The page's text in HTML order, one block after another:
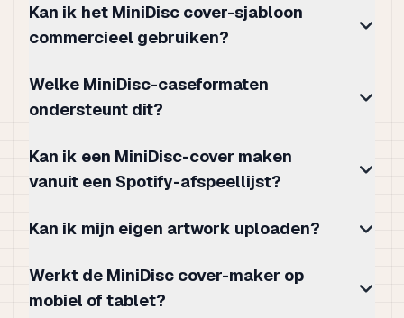
Kan ik het MiniDisc cover-sjabloon
commercieel gebruiken?
Welke MiniDisc-caseformaten
ondersteunt dit?
Kan ik een MiniDisc-cover maken
vanuit een Spotify-afspeellijst?
Kan ik mijn eigen artwork uploaden?
Werkt de MiniDisc cover-maker op
mobiel of tablet?